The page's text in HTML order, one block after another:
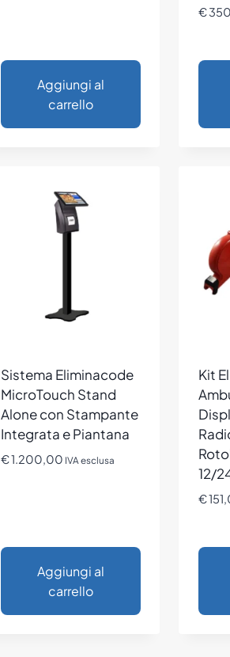
Aggiungi al
carrello
€
Sistema Eliminacode
MicroTouch Stand
Alone con Stampante
Integrata e Piantana
€1.200,00 IVA esclusa
Aggiungi al
carrello
Kit
12/
€